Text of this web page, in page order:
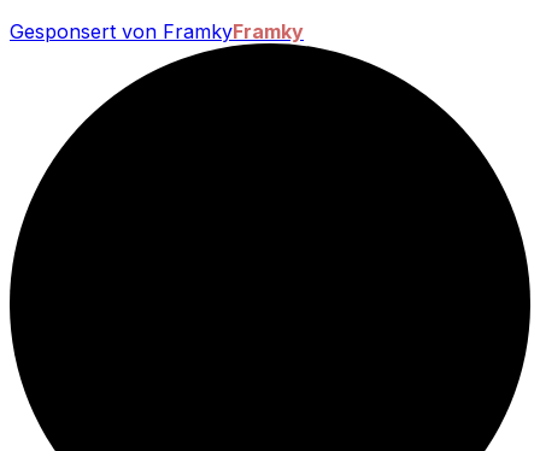
Gesponsert von FramkyFramky